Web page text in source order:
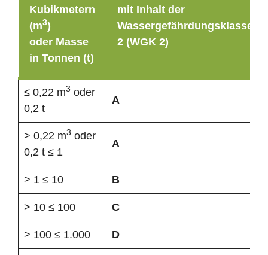
Kubikmetern
(m3)
oder Masse
in Tonnen (t)
mit Inhalt der
Wassergefährdungsklasse
2 (WGK 2)
≤ 0,22 m3 oder
0,2 t
A
> 0,22 m3 oder
0,2 t ≤ 1
A
> 1 ≤ 10 B
> 10 ≤ 100 C
> 100 ≤ 1.000 D